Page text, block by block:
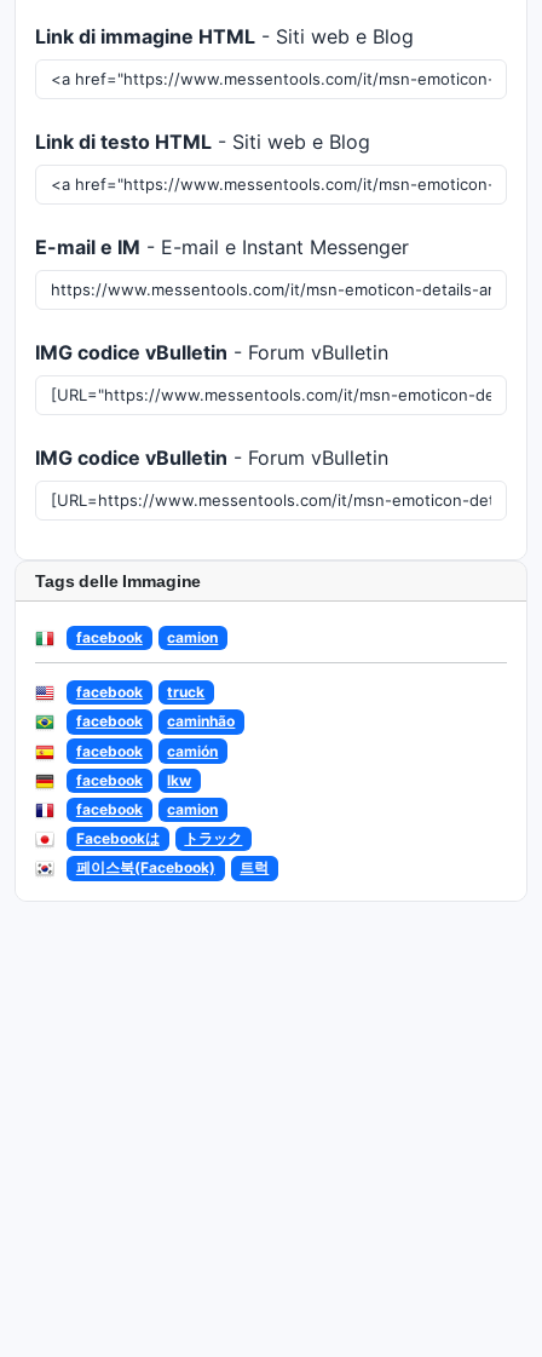
Link di immagine HTML - Siti web e Blog
Link di testo HTML - Siti web e Blog
E-mail e IM - E-mail e Instant Messenger
IMG codice vBulletin - Forum vBulletin
IMG codice vBulletin - Forum vBulletin
Tags delle Immagine
facebook camion
facebook
truck
facebook
caminhão
facebook
camión
facebook
lkw
facebook
camion
Facebookは
トラック
페이스북(Facebook)
트럭